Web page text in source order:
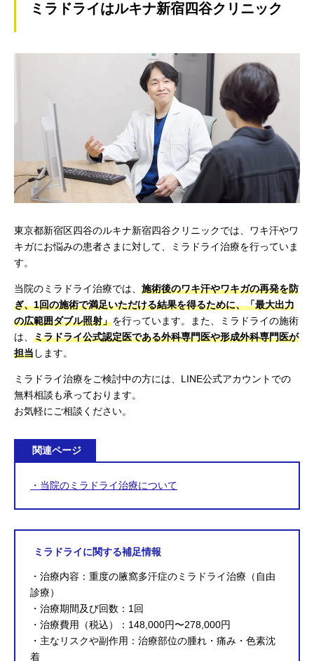
ミラドライはルキナ新宿四谷クリニック
東京都新宿区四谷のルキナ新宿四谷クリニックでは、ワキ汗やワ
キガにお悩みの患者さまに対して、ミラドライ治療を行っていま
す。
当院のミラドライ治療では、 施術後のワキ汗やワキガの再発を防
ぎ、1回の施術で満足いただける結果を得るために、「最大出力
の広範囲ダブル照射」を行っています。また、ミラドライの施術
は、 ミラドライ公式認定医である外科専門医や形成外科専門医が
担当します。
ミラドライ治療をご検討中の方には、LINE公式アカウントでの
無料相談も承っております。
お気軽にご相談ください。
関連ページ
・当院のミラドライ治療について
ミラドライに関する補足情報
・治療内容：重度の腋窩多汗症のミラドライ治療（自由
診療）
・治療期間及び回数：1回
・治療費用（税込）：148,000円〜278,000円
・主なリスクや副作用：治療部位の腫れ・痛み・色素沈
着